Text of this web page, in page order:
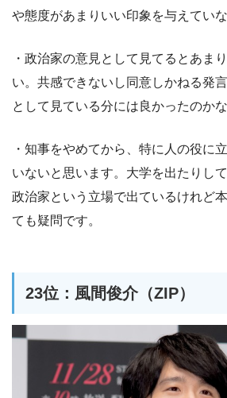
や態度があまりいい印象を与えていな
・政治家の意見として見てるとあま
い。共感できないし同意しかねる発
として見ている分には良かったのかな
・知事をやめてから、特に人の役に
いないと思います。大学を出たりし
政治家という立場で出ているけれど
ても疑問です。
23位：風間俊介（ZIP）